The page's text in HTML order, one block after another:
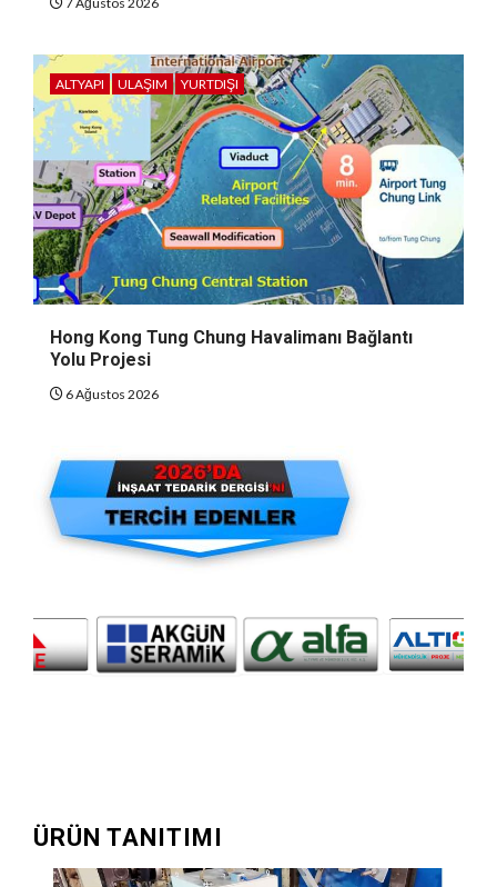
ALTYAPI ULAŞIM YURTDIŞI
Hong Kong Tung Chung Havalimanı Bağlantı
Yolu Projesi
6 Ağustos 2026
ÜRÜN TANITIMI